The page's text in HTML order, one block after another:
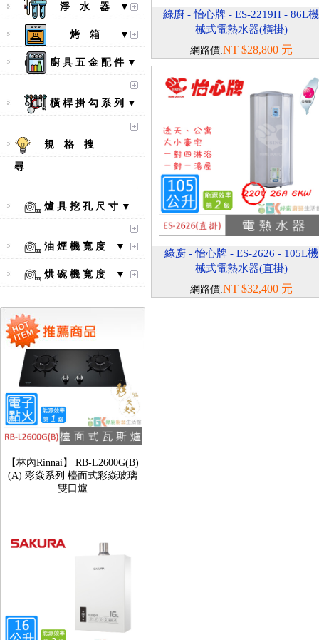
淨 水 器 ▼
烤 箱 ▼
廚 具 五 金 配 件 ▼
橫 桿 掛 勾 系 列 ▼
規 格 搜
尋
爐 具 挖 孔 尺 寸 ▼
油 煙 機 寬 度 ▼
烘 碗 機 寬 度 ▼
【林內Rinnai】 RB-L2600S(A)
彩焱系列 檯面式彩焱不銹鋼雙
口爐
【林內Rinnai】 RB-L2600G(B)
(A) 彩焱系列 檯面式彩焱玻璃
雙口爐
綠廚 - 怡心牌 - ES-2219H - 86L機
械式電熱水器(橫掛)
網路價:NT $28,800 元
綠廚 - 怡心牌 - ES-2626 - 105L機
械式電熱水器(直掛)
網路價:NT $32,400 元